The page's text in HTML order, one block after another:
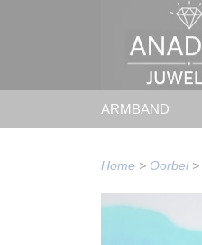
ARMBAND
Home > Oorbel>